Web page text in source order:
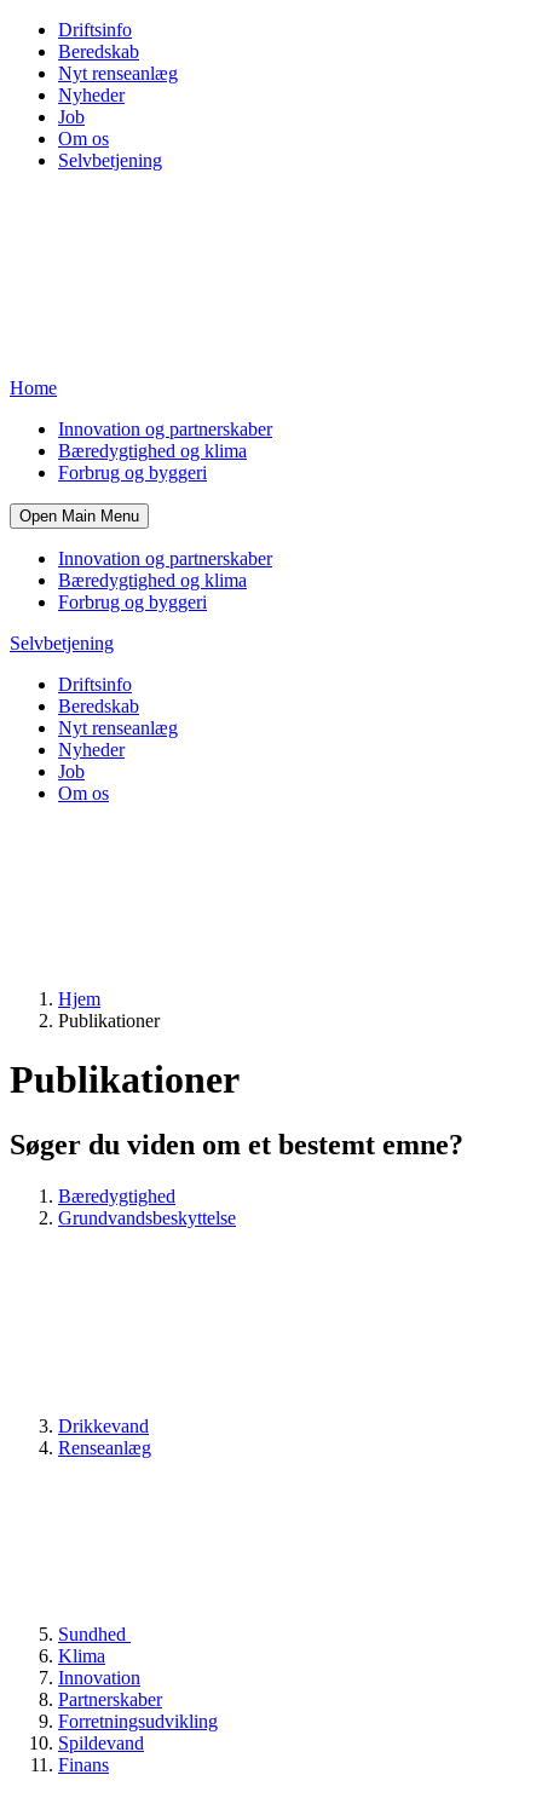
Driftsinfo
Beredskab
Nyt renseanlæg
Nyheder
Job
Om os
Selvbetjening
Home
Innovation og partnerskaber
Bæredygtighed og klima
Forbrug og byggeri
Open Main Menu
Innovation og partnerskaber
Bæredygtighed og klima
Forbrug og byggeri
Selvbetjening
Driftsinfo
Beredskab
Nyt renseanlæg
Nyheder
Job
Om os
Hjem
Publikationer
Publikationer
Søger du viden om et bestemt emne?
Bæredygtighed
Grundvandsbeskyttelse
Drikkevand
Renseanlæg
Sundhed
Klima
Innovation
Partnerskaber
Forretningsudvikling
Spildevand
Finans